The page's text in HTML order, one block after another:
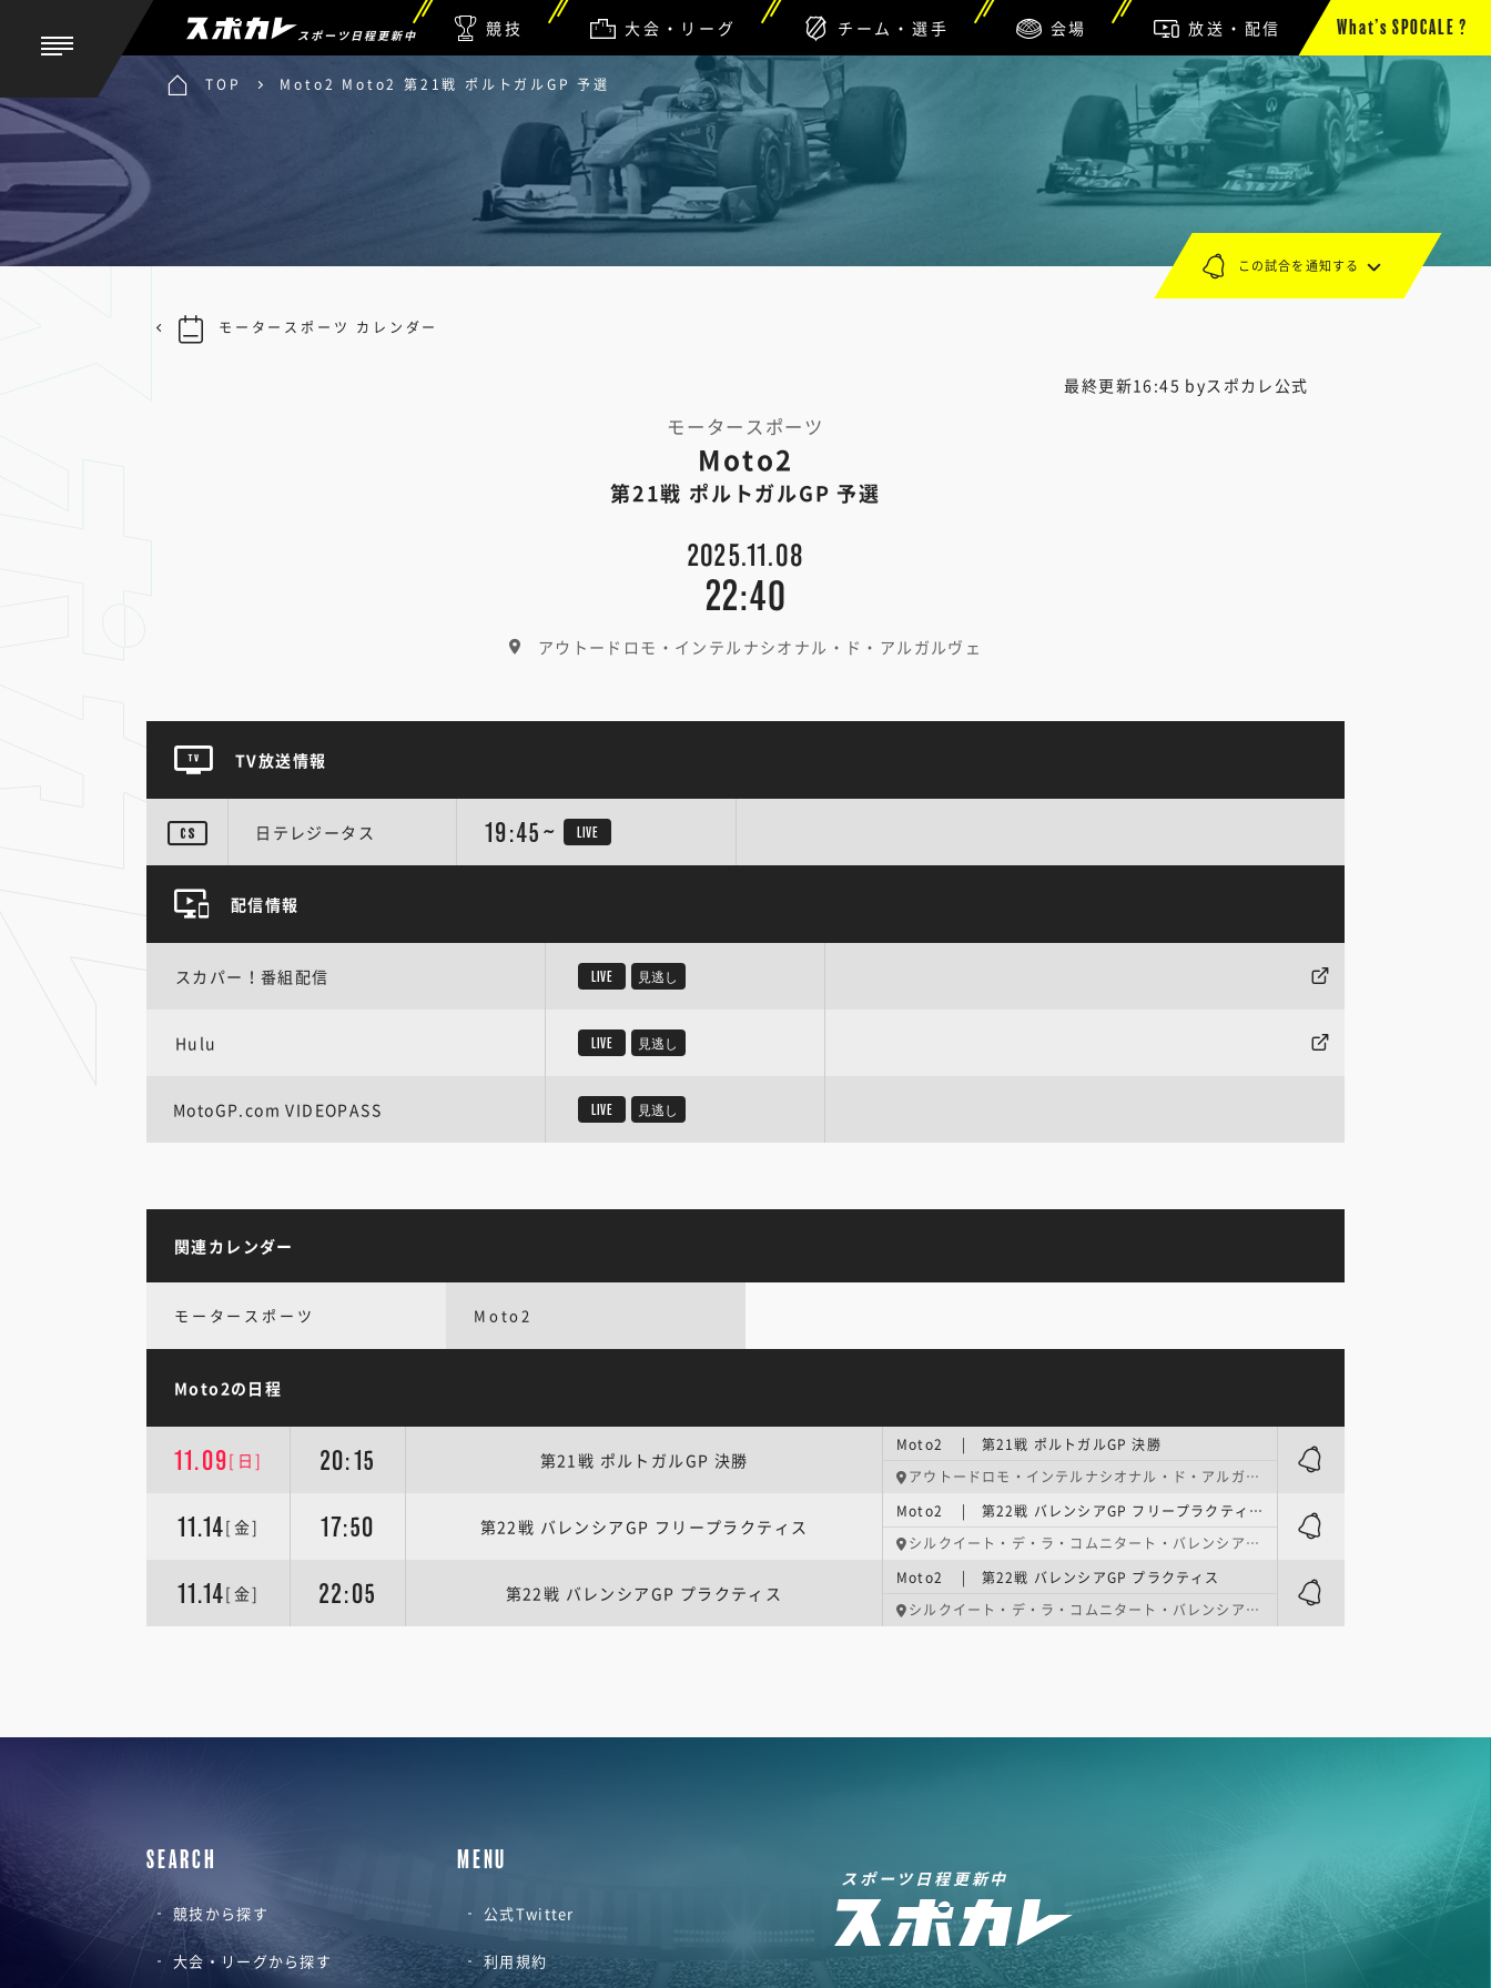
スポーツ日程更新中 競技 大会・リーグ チーム・選手 会場 放送・配信 What’s SPOCALE ?
TOP Moto2 Moto2 第21戦 ポルトガルGP 予選
最終更新16:45 byスポカレ公式
モータースポーツ
Moto2
第21戦 ポルトガルGP 予選
2025.11.08
22:40
アウトードロモ・インテルナシオナル・ド・アルガルヴェ
この試合を通知する
モータースポーツ カレンダー
TV放送情報
日テレジータス 19:45~ LIVE
配信情報
スカパー！番組配信 LIVE 見逃し
Hulu LIVE 見逃し
MotoGP.com VIDEOPASS LIVE 見逃し
関連カレンダー
モータースポーツ Moto2
Moto2の日程
11.09[日] 20:15 第21戦 ポルトガルGP 決勝
Moto2 | 第21戦 ポルトガルGP 決勝
アウトードロモ・インテルナシオナル・ド・アルガルヴェ
11.14[金] 17:50 第22戦 バレンシアGP フリープラクティス
Moto2 | 第22戦 バレンシアGP フリープラクティス
シルクイート・デ・ラ・コムニタート・バレンシアーナ・リカルド・トルモ
11.14[金] 22:05 第22戦 バレンシアGP プラクティス
Moto2 | 第22戦 バレンシアGP プラクティス
シルクイート・デ・ラ・コムニタート・バレンシアーナ・リカルド・トルモ
SEARCH
競技から探す
大会・リーグから探す
MENU
公式Twitter
利用規約
スポーツ日程更新中